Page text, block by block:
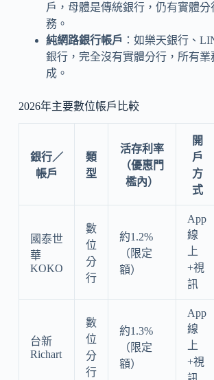
戶，母體是傳統銀行，仍有實體
務。
純網路銀行帳戶 ：如樂天銀行、
銀行，完全沒有實體分行，所有業
成。
2026年主要數位帳戶比較
銀行／
帳戶
類
型
活存利率
（優惠門
檻內）
開
戶
方
式
國泰世
華
KOKO
數
位
分
行
約1.2%
（限定
額）
App
線
上
+視
訊
台新
Richart
數
位
分
行
約1.3%
（限定
額）
App
線
上
+視